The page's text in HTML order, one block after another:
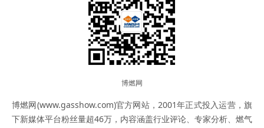
博燃网
博燃网(www.gasshow.com)官方网站，2001年正式投入运营，旗
下新媒体平台粉丝量超46万，内容涵盖行业评论、专家分析、燃气